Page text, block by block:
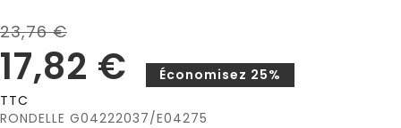
23,76 €
17,82 €
Économisez 25%
TTC
RONDELLE G04222037/E04275